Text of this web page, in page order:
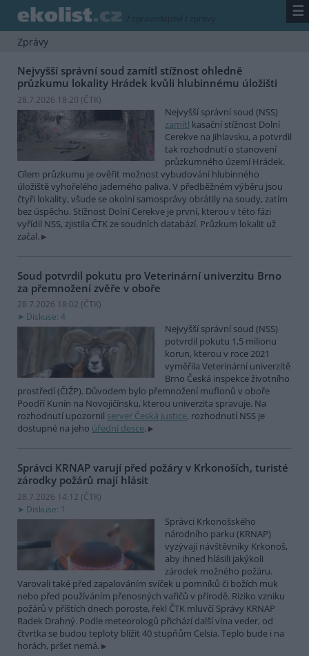
/ zpravodajství / zprávy ☰
Zprávy
Nejvyšší správní soud zamítl stížnost ohledně
průzkumu lokality Hrádek kvůli hlubinnému úložišti
28.7.2026 18:20 (ČTK)
Nejvyšší správní soud (NSS)
zamítl kasační stížnost Dolní
Cerekve na Jihlavsku, a potvrdil
tak rozhodnutí o stanovení
průzkumného území Hrádek.
Cílem průzkumu je ověřit možnost vybudování hlubinného
úložiště vyhořelého jaderného paliva. V předběžném výběru jsou
čtyři lokality, všude se okolní samosprávy obrátily na soudy, zatím
bez úspěchu. Stížnost Dolní Cerekve je první, kterou v této fázi
vyřídil NSS, zjistila ČTK ze soudních databází. Průzkum lokalit už
začal.
Soud potvrdil pokutu pro Veterinární univerzitu Brno
za přemnožení zvěře v oboře
28.7.2026 18:02 (ČTK)
Diskuse: 4
Nejvyšší správní soud (NSS)
potvrdil pokutu 1,5 milionu
korun, kterou v roce 2021
vyměřila Veterinární univerzitě
Brno Česká inspekce životního
prostředí (ČIŽP). Důvodem bylo přemnožení muflonů v oboře
Poodří Kunín na Novojičínsku, kterou univerzita spravuje. Na
rozhodnutí upozornil server Česká justice, rozhodnutí NSS je
dostupné na jeho úřední desce.
Správci KRNAP varují před požáry v Krkonoších, turisté
zárodky požárů mají hlásit
28.7.2026 14:12 (ČTK)
Diskuse: 1
Správci Krkonošského
národního parku (KRNAP)
vyzývají návštěvníky Krkonoš,
aby ihned hlásili jakýkoli
zárodek možného požáru.
Varovali také před zapalováním svíček u pomníků či božích muk
nebo před používáním přenosných vařičů v přírodě. Riziko vzniku
požárů v příštích dnech poroste, řekl ČTK mluvčí Správy KRNAP
Radek Drahný. Podle meteorologů přichází další vlna veder, od
čtvrtka se budou teploty blížit 40 stupňům Celsia. Teplo bude i na
horách, pršet nemá.